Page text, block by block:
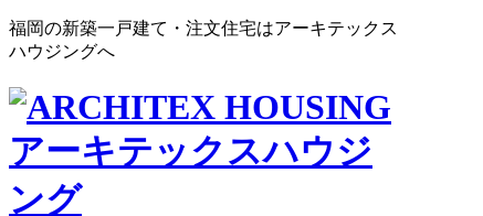
福岡の新築一戸建て・注文住宅はアーキテックス
ハウジングへ